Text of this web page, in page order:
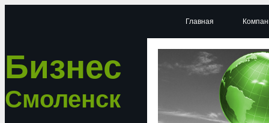
Бизнес
Смоленск
Главная